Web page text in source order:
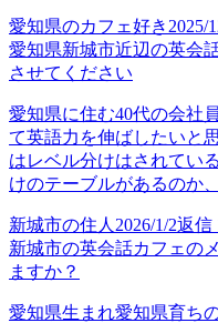
愛知県のカフェ好き 2025/
愛知県新城市近辺の英会
させてください
愛知県に住む40代の会社
て英語力を伸ばしたいと
はレベル分けはされてい
けのテーブルがあるのか
新城市の住人 2026/1/2返信
新城市の英会話カフェの
ますか？
愛知県生まれ愛知県育ち